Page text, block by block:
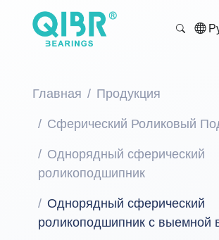
Главная Продукция
Сферический Роликовый
Однорядный сферический
роликоподшипник
Однорядный сферический
роликоподшипник с выемной